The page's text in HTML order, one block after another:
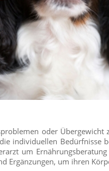
oder
individuellen Bedürfnisse
um
Ergänzungen, um ihren